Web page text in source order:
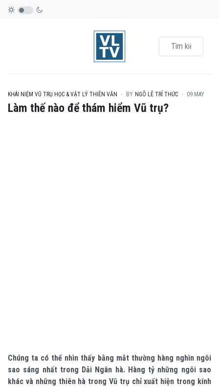
KHÁI NIỆM VŨ TRỤ HỌC & VẬT LÝ THIÊN VĂN BY NGÔ LÊ TRÍ THỨC 09.MAY
Làm thế nào để thám hiểm Vũ trụ?
Chúng ta có thể nhìn thấy bằng mắt thường hàng nghìn ngôi
sao sáng nhất trong Dải Ngân hà. Hàng tỷ những ngôi sao
khác và những thiên hà trong Vũ trụ chỉ xuất hiện trong kính